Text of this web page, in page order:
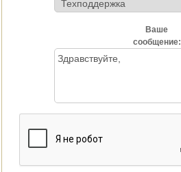
Ваше
сообщение: